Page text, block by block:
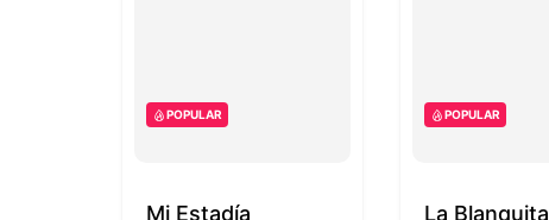
POPULAR
Mi Estadía
POPULAR
La Blanquita